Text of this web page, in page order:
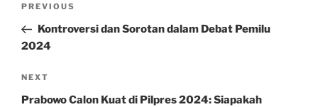
Previous
Post
PREVIOUS
Kontroversi dan Sorotan dalam Debat Pemilu
2024
Next
Post
NEXT
Prabowo Calon Kuat di Pilpres 2024: Siapakah